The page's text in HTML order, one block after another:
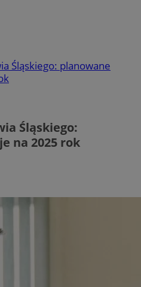
Śląskiego: planowane
Śląskiego:
na 2025 rok